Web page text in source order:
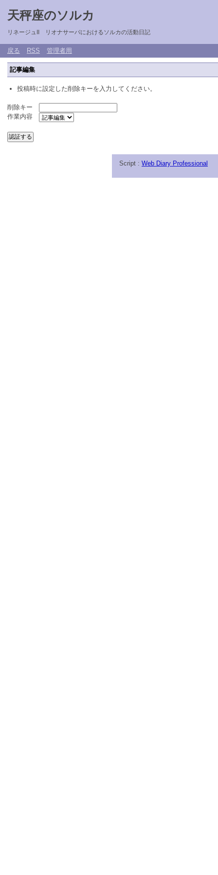
天秤座のソルカ
リネージュII リオナサーバにおけるソルカの活動日記
戻る RSS 管理者用
記事編集
投稿時に設定した削除キーを入力してください。
削除キー
作業内容
Script : Web Diary Professional